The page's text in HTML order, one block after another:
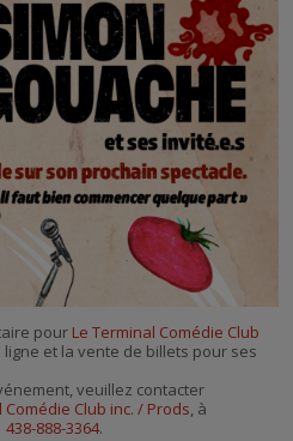
pour Le Terminal Comédie Club
et la vente de billets pour ses
veuillez contacter
Comédie Club inc. / Prods, à
438-888-3364.